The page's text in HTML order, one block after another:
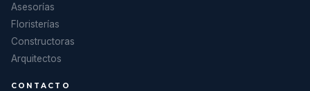
Asesorías
Floristerías
Constructoras
Arquitectos
CONTACTO